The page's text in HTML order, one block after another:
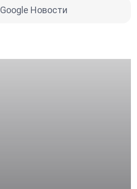
Google Новости